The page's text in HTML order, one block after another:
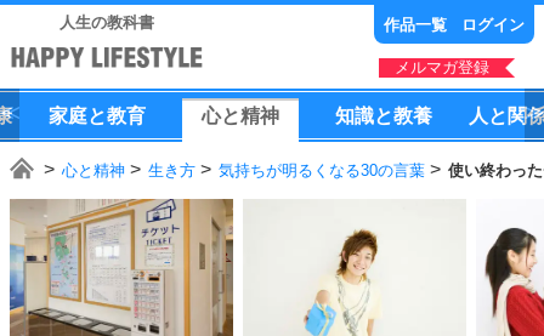
人生の教科書 作品一覧 ログイン
メルマガ登録
家庭と教育 心と精神 知識と教養 人 と 関
心と精神 生き方 気持ちが明るくなる30の言葉 使い終わっ